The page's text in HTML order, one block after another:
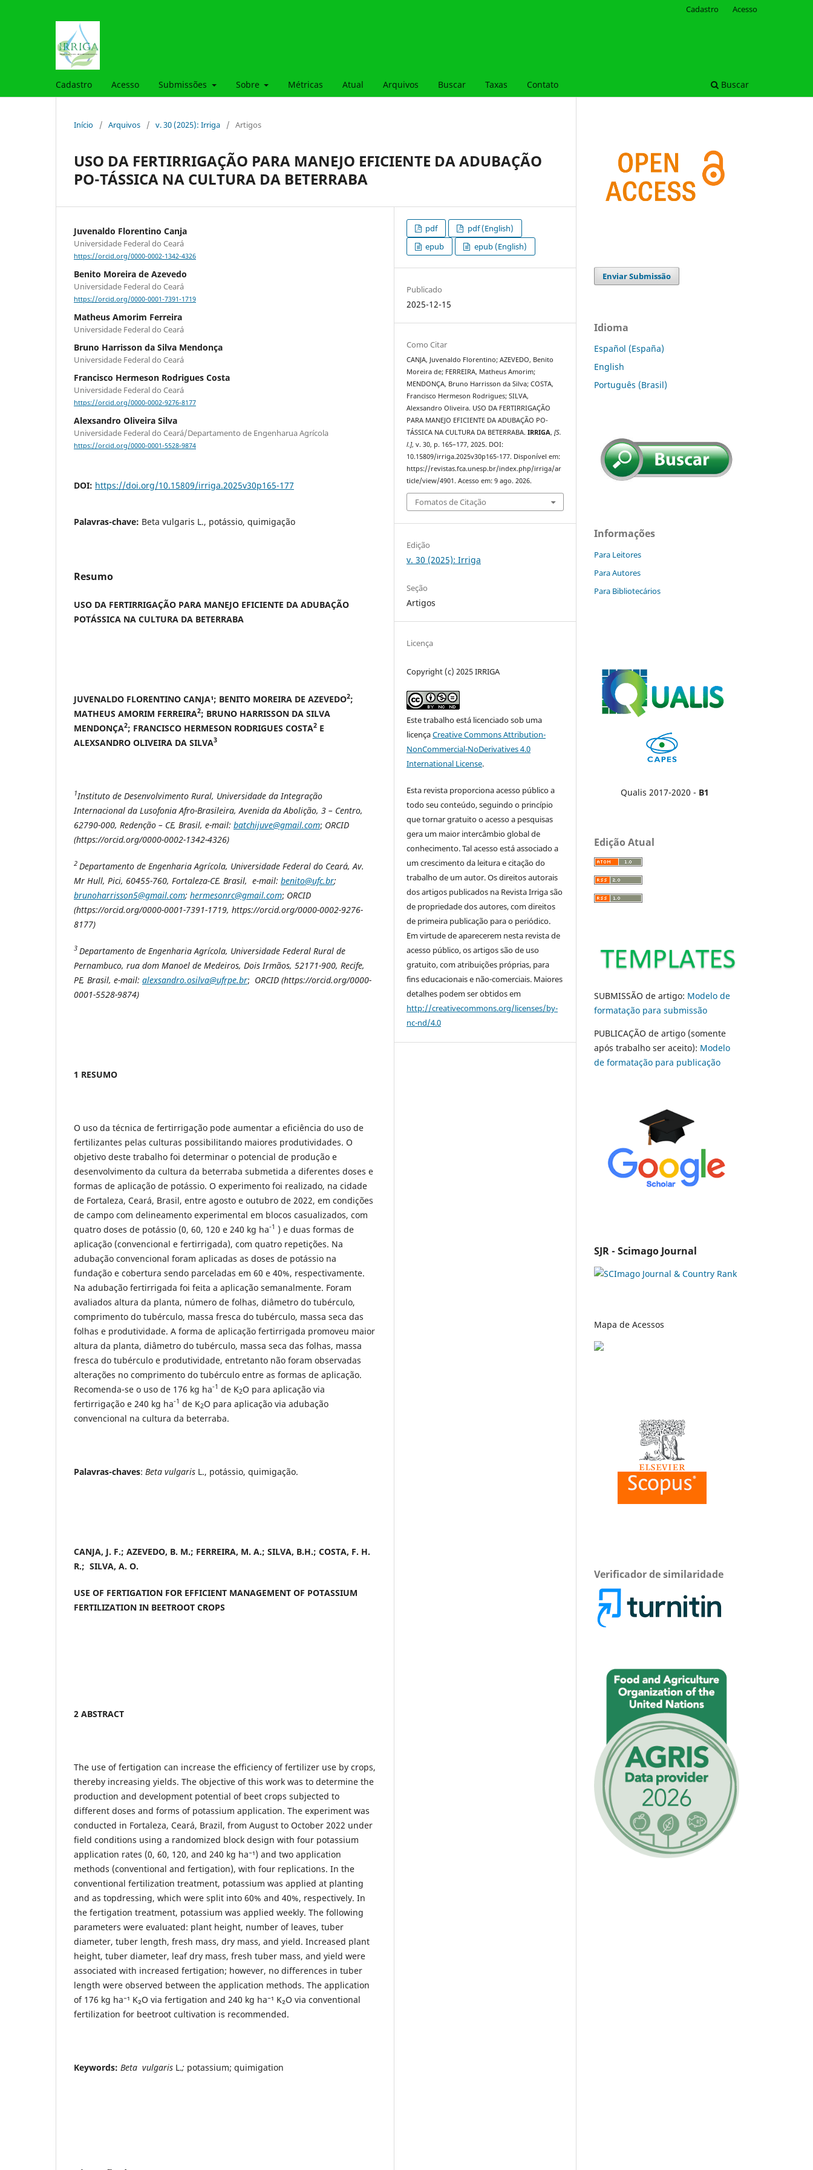
Cadastro Acesso Submissões Sobre Métricas Atual Arquivos Buscar Taxas Contato Buscar
Cadastro Acesso
Início / Arquivos / v. 30 (2025): Irriga / Artigos
USO DA FERTIRRIGAÇÃO PARA MANEJO EFICIENTE DA ADUBAÇÃO
PO-TÁSSICA NA CULTURA DA BETERRABA
Juvenaldo Florentino Canja
Universidade Federal do Ceará
https://orcid.org/0000-0002-1342-4326
Benito Moreira de Azevedo
Universidade Federal do Ceará
https://orcid.org/0000-0001-7391-1719
Matheus Amorim Ferreira
Universidade Federal do Ceará
Bruno Harrisson da Silva Mendonça
Universidade Federal do Ceará
Francisco Hermeson Rodrigues Costa
Universidade Federal do Ceará
https://orcid.org/0000-0002-9276-8177
Alexsandro Oliveira Silva
Universidade Federal do Ceará/Departamento de Engenharua Agrícola
https://orcid.org/0000-0001-5528-9874
DOI: https://doi.org/10.15809/irriga.2025v30p165-177
Palavras-chave: Beta vulgaris L., potássio, quimigação
Resumo
USO DA FERTIRRIGAÇÃO PARA MANEJO EFICIENTE DA ADUBAÇÃO
POTÁSSICA NA CULTURA DA BETERRABA
JUVENALDO FLORENTINO CANJA¹; BENITO MOREIRA DE AZEVEDO2;
MATHEUS AMORIM FERREIRA2; BRUNO HARRISSON DA SILVA
MENDONÇA2; FRANCISCO HERMESON RODRIGUES COSTA2 E
ALEXSANDRO OLIVEIRA DA SILVA3
1Instituto de Desenvolvimento Rural, Universidade da Integração
Internacional da Lusofonia Afro-Brasileira, Avenida da Abolição, 3 – Centro,
62790-000, Redenção – CE, Brasil, e-mail: batchijuve@gmail.com; ORCID
(https://orcid.org/0000-0002-1342-4326)
2 Departamento de Engenharia Agrícola, Universidade Federal do Ceará, Av.
Mr Hull, Pici, 60455-760, Fortaleza-CE. Brasil, e-mail: benito@ufc.br;
brunoharrisson5@gmail.com; hermesonrc@gmail.com; ORCID
(https://orcid.org/0000-0001-7391-1719, https://orcid.org/0000-0002-9276-
8177)
3 Departamento de Engenharia Agrícola, Universidade Federal Rural de
Pernambuco, rua dom Manoel de Medeiros, Dois Irmãos, 52171-900, Recife,
PE, Brasil, e-mail: alexsandro.osilva@ufrpe.br; ORCID (https://orcid.org/0000-
0001-5528-9874)
1 RESUMO
O uso da técnica de fertirrigação pode aumentar a eficiência do uso de
fertilizantes pelas culturas possibilitando maiores produtividades. O
objetivo deste trabalho foi determinar o potencial de produção e
desenvolvimento da cultura da beterraba submetida a diferentes doses e
formas de aplicação de potássio. O experimento foi realizado, na cidade
de Fortaleza, Ceará, Brasil, entre agosto e outubro de 2022, em condições
de campo com delineamento experimental em blocos casualizados, com
quatro doses de potássio (0, 60, 120 e 240 kg ha-1 ) e duas formas de
aplicação (convencional e fertirrigada), com quatro repetições. Na
adubação convencional foram aplicadas as doses de potássio na
fundação e cobertura sendo parceladas em 60 e 40%, respectivamente.
Na adubação fertirrigada foi feita a aplicação semanalmente. Foram
avaliados altura da planta, número de folhas, diâmetro do tubérculo,
comprimento do tubérculo, massa fresca do tubérculo, massa seca das
folhas e produtividade. A forma de aplicação fertirrigada promoveu maior
altura da planta, diâmetro do tubérculo, massa seca das folhas, massa
fresca do tubérculo e produtividade, entretanto não foram observadas
alterações no comprimento do tubérculo entre as formas de aplicação.
Recomenda-se o uso de 176 kg ha-1 de K2O para aplicação via
fertirrigação e 240 kg ha-1 de K2O para aplicação via adubação
convencional na cultura da beterraba.
Palavras-chaves: Beta vulgaris L., potássio, quimigação.
CANJA, J. F.; AZEVEDO, B. M.; FERREIRA, M. A.; SILVA, B.H.; COSTA, F. H.
R.; SILVA, A. O.
USE OF FERTIGATION FOR EFFICIENT MANAGEMENT OF POTASSIUM
FERTILIZATION IN BEETROOT CROPS
2 ABSTRACT
The use of fertigation can increase the efficiency of fertilizer use by crops,
thereby increasing yields. The objective of this work was to determine the
production and development potential of beet crops subjected to
different doses and forms of potassium application. The experiment was
conducted in Fortaleza, Ceará, Brazil, from August to October 2022 under
field conditions using a randomized block design with four potassium
application rates (0, 60, 120, and 240 kg ha⁻¹) and two application
methods (conventional and fertigation), with four replications. In the
conventional fertilization treatment, potassium was applied at planting
and as topdressing, which were split into 60% and 40%, respectively. In
the fertigation treatment, potassium was applied weekly. The following
parameters were evaluated: plant height, number of leaves, tuber
diameter, tuber length, fresh mass, dry mass, and yield. Increased plant
height, tuber diameter, leaf dry mass, fresh tuber mass, and yield were
associated with increased fertigation; however, no differences in tuber
length were observed between the application methods. The application
of 176 kg ha⁻¹ K₂O via fertigation and 240 kg ha⁻¹ K₂O via conventional
fertilization for beetroot cultivation is recommended.
Keywords: Beta vulgaris L.; potassium; quimigation
pdf
pdf (English)
epub
epub (English)
Publicado
2025-12-15
Como Citar
CANJA, Juvenaldo Florentino; AZEVEDO, Benito
Moreira de; FERREIRA, Matheus Amorim;
MENDONÇA, Bruno Harrisson da Silva; COSTA,
Francisco Hermeson Rodrigues; SILVA,
Alexsandro Oliveira. USO DA FERTIRRIGAÇÃO
PARA MANEJO EFICIENTE DA ADUBAÇÃO PO-
TÁSSICA NA CULTURA DA BETERRABA.IRRIGA,[S.
l.], v. 30, p. 165–177, 2025. DOI:
10.15809/irriga.2025v30p165-177. Disponível em:
https://revistas.fca.unesp.br/index.php/irriga/ar
ticle/view/4901. Acesso em: 9 ago. 2026.
Fomatos de Citação
Edição
v. 30 (2025): Irriga
Seção
Artigos
Licença
Copyright (c) 2025 IRRIGA
Este trabalho está licenciado sob uma
licençaCreative Commons Attribution-
NonCommercial-NoDerivatives 4.0
International License.
Esta revista proporciona acesso público a
todo seu conteúdo, seguindo o princípio
que tornar gratuito o acesso a pesquisas
gera um maior intercâmbio global de
conhecimento. Tal acesso está associado a
um crescimento da leitura e citação do
trabalho de um autor. Os direitos autorais
dos artigos publicados na Revista Irriga são
de propriedade dos autores, com direitos
de primeira publicação para o periódico.
Em virtude de aparecerem nesta revista de
acesso público, os artigos são de uso
gratuito, com atribuições próprias, para
fins educacionais e não-comerciais. Maiores
detalhes podem ser obtidos em
http://creativecommons.org/licenses/by-
nc-nd/4.0
Enviar Submissão
Idioma
Español (España)
English
Português (Brasil)
Informações
Para Leitores
Para Autores
Para Bibliotecários
Qualis 2017-2020 - B1
Edição Atual
SUBMISSÃO de artigo: Modelo de
formatação para submissão
PUBLICAÇÃO de artigo (somente
após trabalho ser aceito): Modelo
de formatação para publicação
SJR - Scimago Journal
Mapa de Acessos
Verificador de similaridade